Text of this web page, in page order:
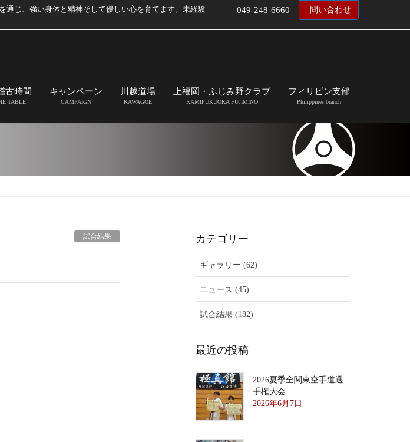
通じ、強い身体と精神そして優しい心を育てます。未経験
049-248-6660 問い合わせ
古時間
TABLE
キャンペーン
CAMPAIGN
川越道場
KAWAGOE
上福岡・ふじみ野クラブ
KAMIFUKUOKA FUJIMINO
フィリピン支部
Philippines branch
試合結果 カテゴリー
ギャラリー (62)
ニュース (45)
試合結果 (182)
最近の投稿
2026夏季全関東空手道選
手権大会
2026年6月7日